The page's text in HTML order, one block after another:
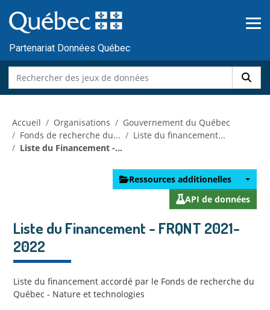
au
contenu
Partenariat Données Québec
Accueil Organisations
Gouvernement du Québec
Fonds de recherche du...
Liste du financement...
Liste du Financement -...
Ressources additionelles
API de données
Liste du Financement - FRQNT 2021-
2022
Liste du financement accordé par le Fonds de recherche du
Québec - Nature et technologies